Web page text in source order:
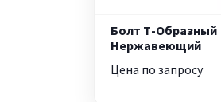
Болт Т-Образный
Нержавеющий
Цена по запросу